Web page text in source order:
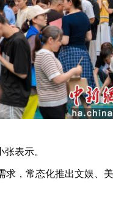
表示。
常态化推出文娱、美